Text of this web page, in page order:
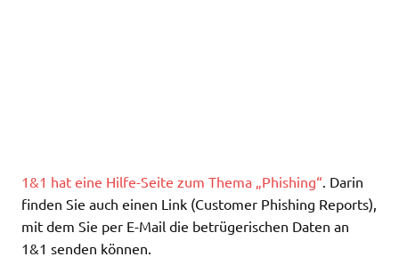
1&1 hat eine Hilfe-Seite zum Thema „Phishing“. Darin
finden Sie auch einen Link (Customer Phishing Reports),
mit dem Sie per E-Mail die betrügerischen Daten an
1&1 senden können.